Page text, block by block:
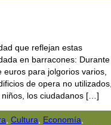
que reflejan estas
en barracones: Durante
para jolgorios varios,
de opera no
los ciudadanos […]
Cultura Economía